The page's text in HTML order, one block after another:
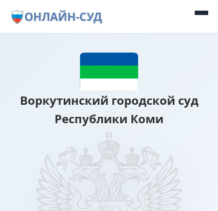
ОНЛАЙН-СУД
Воркутинский городской суд
Республики Коми